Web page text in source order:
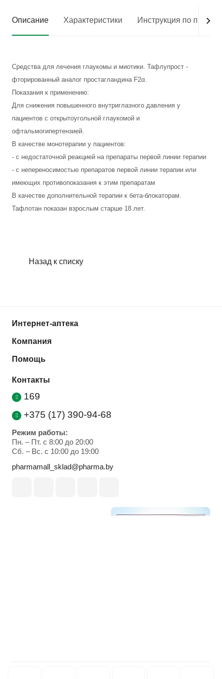
Описание Характеристики Инструкция по
Средства для лечения глаукомы и миотики. Тафлупрост -
фторированный аналог простагландина F2α.
Показания к применению:
Для снижения повышенного внутриглазного давления у
пациентов с открытоугольной глаукомой и
офтальмогипертензией.
В качестве монотерапии у пациентов:
- с недостаточной реакцией на препараты первой линии терапии
- с непереносимостью препаратов первой линии терапии или
имеющих противопоказания к этим препаратам
В качестве дополнительной терапии к бета-блокаторам.
Тафлотан показан взрослым старше 18 лет.
Назад к списку
Интернет-аптека
Компания
Помощь
Контакты
169
+375 (17) 390-94-68
Режим работы:
Пн. – Пт. с 8:00 до 20:00
Cб. – Вс. с 10:00 до 19:00
pharmamall_sklad@pharma.by